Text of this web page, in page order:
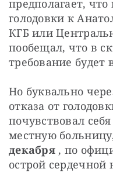
предполагает, что
голодовки к
КГБ или
пообещал, что в
требование будет
Но буквально
отказа от
почувствовал
местную
декабря , по
острой сердечной